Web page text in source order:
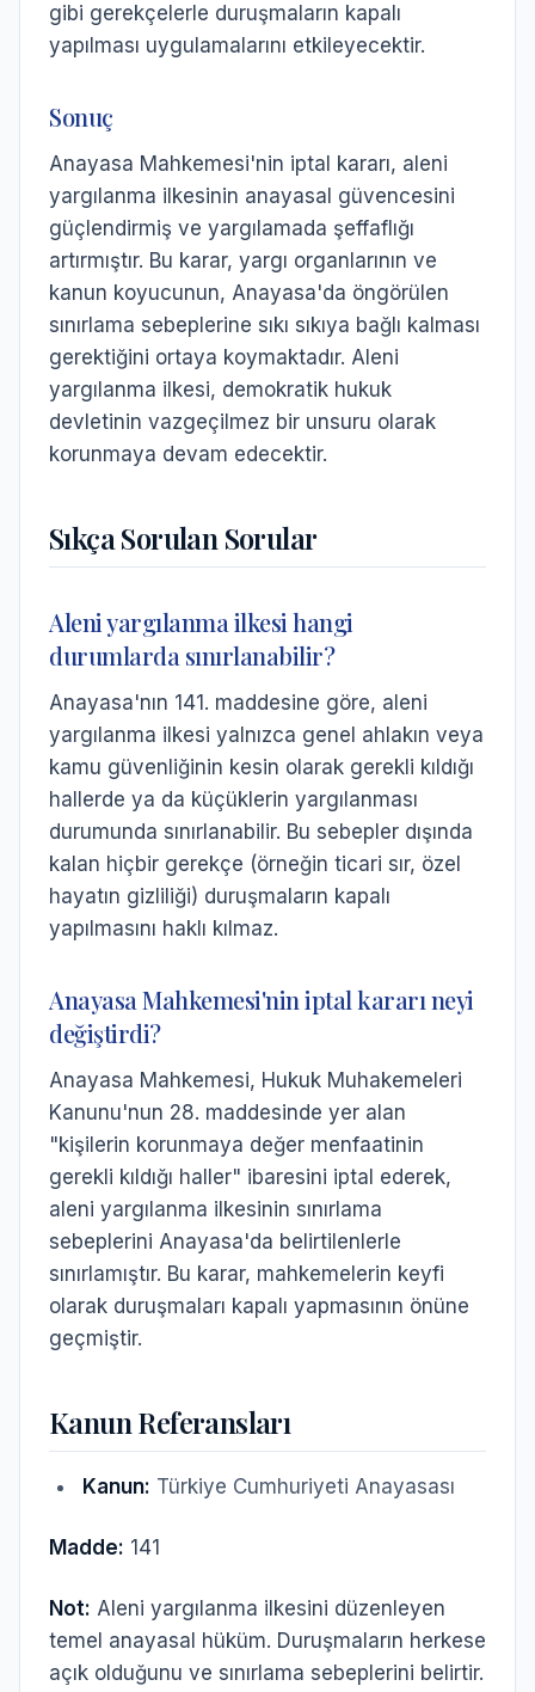
gibi gerekçelerle duruşmaların kapalı
yapılması uygulamalarını etkileyecektir.
Sonuç
Anayasa Mahkemesi'nin iptal kararı, aleni
yargılanma ilkesinin anayasal güvencesini
güçlendirmiş ve yargılamada şeffaflığı
artırmıştır. Bu karar, yargı organlarının ve
kanun koyucunun, Anayasa'da öngörülen
sınırlama sebeplerine sıkı sıkıya bağlı kalması
gerektiğini ortaya koymaktadır. Aleni
yargılanma ilkesi, demokratik hukuk
devletinin vazgeçilmez bir unsuru olarak
korunmaya devam edecektir.
Sıkça Sorulan Sorular
Aleni yargılanma ilkesi hangi
durumlarda sınırlanabilir?
Anayasa'nın 141. maddesine göre, aleni
yargılanma ilkesi yalnızca genel ahlakın veya
kamu güvenliğinin kesin olarak gerekli kıldığı
hallerde ya da küçüklerin yargılanması
durumunda sınırlanabilir. Bu sebepler dışında
kalan hiçbir gerekçe (örneğin ticari sır, özel
hayatın gizliliği) duruşmaların kapalı
yapılmasını haklı kılmaz.
Anayasa Mahkemesi'nin iptal kararı neyi
değiştirdi?
Anayasa Mahkemesi, Hukuk Muhakemeleri
Kanunu'nun 28. maddesinde yer alan
"kişilerin korunmaya değer menfaatinin
gerekli kıldığı haller" ibaresini iptal ederek,
aleni yargılanma ilkesinin sınırlama
sebeplerini Anayasa'da belirtilenlerle
sınırlamıştır. Bu karar, mahkemelerin keyfi
olarak duruşmaları kapalı yapmasının önüne
geçmiştir.
Kanun Referansları
Kanun: Türkiye Cumhuriyeti Anayasası
Madde: 141
Not: Aleni yargılanma ilkesini düzenleyen
temel anayasal hüküm. Duruşmaların herkese
açık olduğunu ve sınırlama sebeplerini belirtir.